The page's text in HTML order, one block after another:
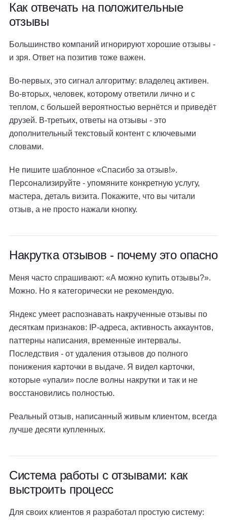
Как отвечать на положительные
отзывы
Большинство компаний игнорируют хорошие отзывы -
и зря. Ответ на позитив тоже важен.
Во-первых, это сигнал алгоритму: владелец активен.
Во-вторых, человек, которому ответили лично и с
теплом, с большей вероятностью вернётся и приведёт
друзей. В-третьих, ответы на отзывы - это
дополнительный текстовый контент с ключевыми
словами.
Не пишите шаблонное «Спасибо за отзыв!».
Персонализируйте - упомяните конкретную услугу,
мастера, деталь визита. Покажите, что вы читали
отзыв, а не просто нажали кнопку.
Накрутка отзывов - почему это опасно
Меня часто спрашивают: «А можно купить отзывы?».
Можно. Но я категорически не рекомендую.
Яндекс умеет распознавать накрученные отзывы по
десяткам признаков: IP-адреса, активность аккаунтов,
паттерны написания, временны́е интервалы.
Последствия - от удаления отзывов до полного
понижения карточки в выдаче. Я видел карточки,
которые «упали» после волны накрутки и так и не
восстановились полностью.
Реальный отзыв, написанный живым клиентом, всегда
лучше десяти купленных.
Система работы с отзывами: как
выстроить процесс
Для своих клиентов я разработал простую систему: